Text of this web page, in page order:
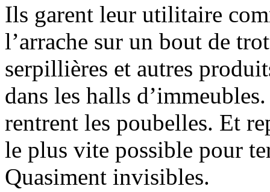
Ils garent leur utilitaire
l’arrache sur un bout de
serpillières et autres
dans les halls
rentrent les poubelles. Et
le plus vite possible pour
Quasiment invisibles.